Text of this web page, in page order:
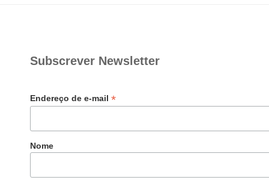
Subscrever Newsletter
Endereço de e-mail *
Nome